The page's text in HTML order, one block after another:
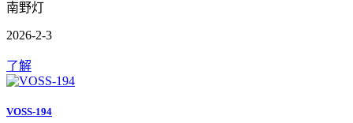
南野灯
2026-2-3
了解
VOSS-194